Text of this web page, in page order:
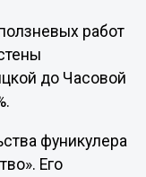
работ
до Часовой
фуникулера
Его